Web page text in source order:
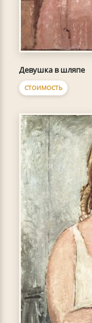
Девушка в шляпе
СТОИМОСТЬ